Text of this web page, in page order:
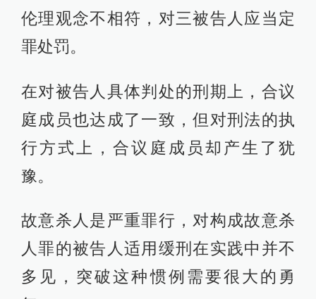
伦理观念不相符，对三被告人应当定
罪处罚。
在对被告人具体判处的刑期上，合议
庭成员也达成了一致，但对刑法的执
行方式上，合议庭成员却产生了犹
豫。
故意杀人是严重罪行，对构成故意杀
人罪的被告人适用缓刑在实践中并不
多见，突破这种惯例需要很大的勇